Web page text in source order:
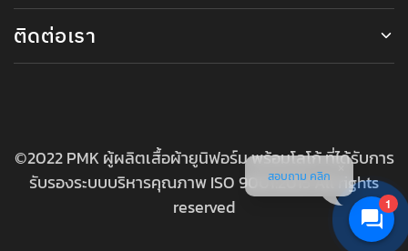
ติดต่อเรา
©2022 PMK ผู้ผลิตเสื้อผ้ายูนิฟอร์ม พร้อมโลโก้ ที่ได้รับการ
รับรองระบบบริหารคุณภาพ ISO 9001:2015 All rights
reserved
1
สอบถาม คลิก